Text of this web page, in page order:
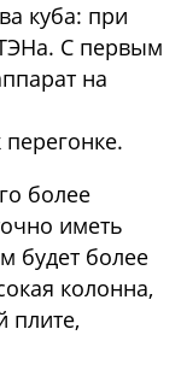
куба: при
С первым
на
более
иметь
будет более
колонна,
плите,